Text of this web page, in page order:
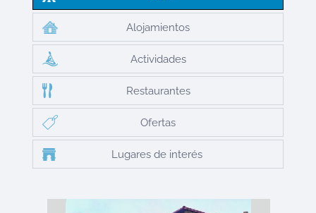
Alojamientos
Actividades
Restaurantes
Ofertas
Lugares de interés